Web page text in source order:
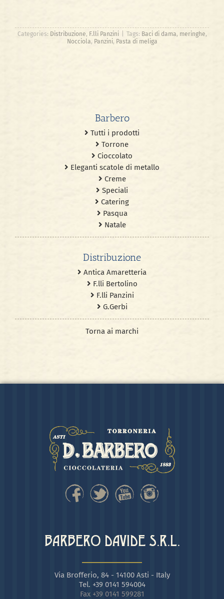
Categories: Distribuzione, F.lli Panzini Tags: Baci di dama, meringhe,
Nocciola, Panzini, Pasta di meliga
Barbero
Tutti i prodotti
Torrone
Cioccolato
Eleganti scatole di metallo
Creme
Speciali
Catering
Pasqua
Natale
Distribuzione
Antica Amaretteria
F.lli Bertolino
F.lli Panzini
G.Gerbi
Torna ai marchi
BARBERO DAVIDE S.R.L.
Via Brofferio, 84 - 14100 Asti - Italy
Tel. +39 0141 594004
Fax +39 0141 599281